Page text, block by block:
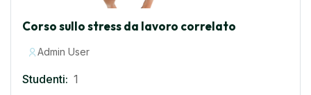
Corso sullo stress da lavoro correlato
Admin User
Studenti: 1